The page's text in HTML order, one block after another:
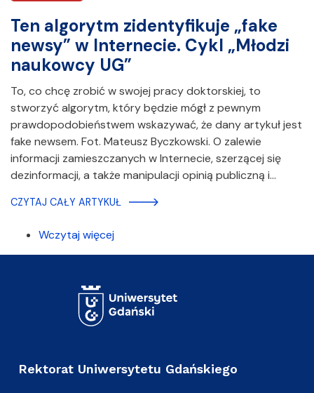
Ten algorytm zidentyfikuje „fake
newsy” w Internecie. Cykl „Młodzi
naukowcy UG”
To, co chcę zrobić w swojej pracy doktorskiej, to
stworzyć algorytm, który będzie mógł z pewnym
prawdopodobieństwem wskazywać, że dany artykuł jest
fake newsem. Fot. Mateusz Byczkowski. O zalewie
informacji zamieszczanych w Internecie, szerzącej się
dezinformacji, a także manipulacji opinią publiczną i…
CZYTAJ CAŁY ARTYKUŁ
Wczytaj więcej
Rektorat Uniwersytetu Gdańskiego